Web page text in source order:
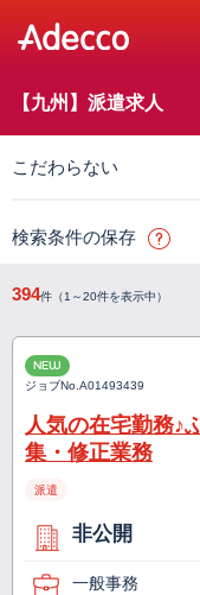
【九州】派遣求人
こだわらない
検索条件の保存
394件（1～20件を表示中）
NEW
ジョブNo.A01493439
人気の在宅勤務♪
集・修正業務
派遣
非公開
一般事務